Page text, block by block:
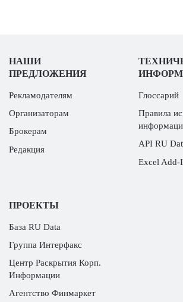
НАШИ
ПРЕДЛОЖЕНИЯ
Рекламодателям
Организаторам
Брокерам
Редакция
Глоссарий
Правила
API RU
Excel Add-
ПРОЕКТЫ
База RU Data
Группа Интерфакс
Центр Раскрытия Корп.
Информации
Агентство Финмаркет